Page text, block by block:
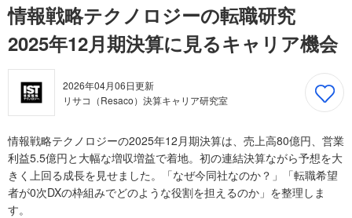
情報戦略テクノロジーの転職研究
2025年12月期決算に見るキャリア機会
2026年04月06日更新
リサコ（Resaco）決算キャリア研究室
情報戦略テクノロジーの2025年12月期決算は、売上高80億円、営業
利益5.5億円と大幅な増収増益で着地。初の連結決算ながら予想を大
きく上回る成長を見せました。「なぜ今同社なのか？」「転職希望
者が0次DXの枠組みでどのような役割を担えるのか」を整理しま
す。